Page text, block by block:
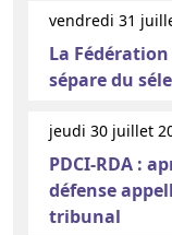
vendredi 31
La
sépare du
jeudi 30 juillet
PDCI-RDA :
défense
tribunal